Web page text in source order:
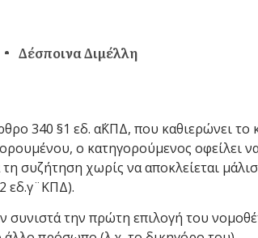
Δέσποινα Διμέλλη
340 §1 εδ. α΄ΚΠΔ, που καθιερώνει
ο κατηγορούμενος οφείλει
συζήτηση χωρίς να αποκλείεται
εδ.γ¨ΚΠΔ).
συνιστά την πρώτη επιλογή του